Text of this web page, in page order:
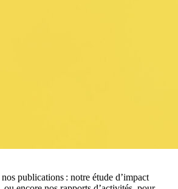
publications : notre étude d’impact